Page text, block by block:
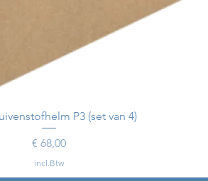
P3 (set van 4)
Prijs
€ 68,00
incl.Btw